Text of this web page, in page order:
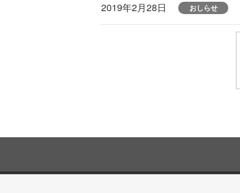
2019年2月28日 おしらせ